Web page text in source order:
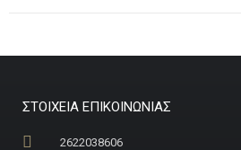
ΣΤΟΙΧΕΙΑ ΕΠΙΚΟΙΝΩΝΙΑΣ
2622038606